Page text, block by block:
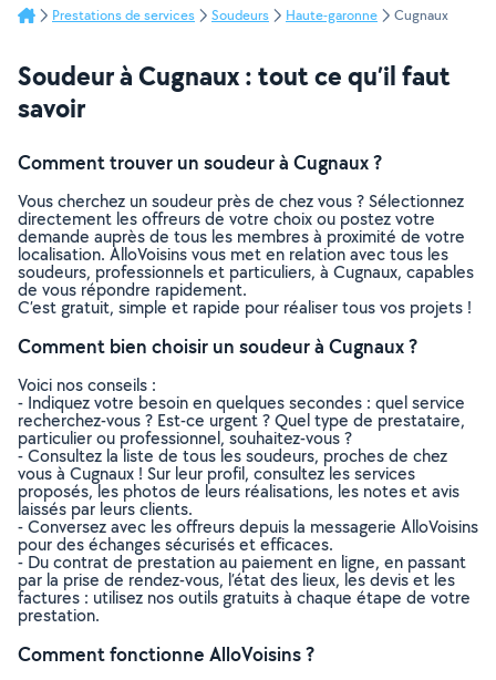
Prestations de services Soudeurs Haute-garonne Cugnaux
Soudeur à Cugnaux : tout ce qu’il faut
savoir
Comment trouver un soudeur à Cugnaux ?
Vous cherchez un soudeur près de chez vous ? Sélectionnez
directement les offreurs de votre choix ou postez votre
demande auprès de tous les membres à proximité de votre
localisation. AlloVoisins vous met en relation avec tous les
soudeurs, professionnels et particuliers, à Cugnaux, capables
de vous répondre rapidement.
C’est gratuit, simple et rapide pour réaliser tous vos projets !
Comment bien choisir un soudeur à Cugnaux ?
Voici nos conseils :
- Indiquez votre besoin en quelques secondes : quel service
recherchez-vous ? Est-ce urgent ? Quel type de prestataire,
particulier ou professionnel, souhaitez-vous ?
- Consultez la liste de tous les soudeurs, proches de chez
vous à Cugnaux ! Sur leur profil, consultez les services
proposés, les photos de leurs réalisations, les notes et avis
laissés par leurs clients.
- Conversez avec les offreurs depuis la messagerie AlloVoisins
pour des échanges sécurisés et efficaces.
- Du contrat de prestation au paiement en ligne, en passant
par la prise de rendez-vous, l’état des lieux, les devis et les
factures : utilisez nos outils gratuits à chaque étape de votre
prestation.
Comment fonctionne AlloVoisins ?